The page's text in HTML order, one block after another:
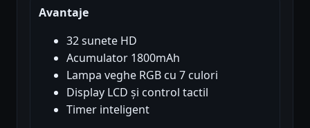
Avantaje
32 sunete HD
Acumulator 1800mAh
Lampa veghe RGB cu 7 culori
Display LCD și control tactil
Timer inteligent